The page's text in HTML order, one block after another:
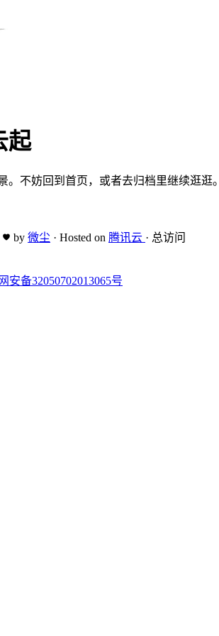
起
不妨回到首页，或者去归档里继续逛逛。
by 微尘 · Hosted on 腾讯云 · 总访问
安备32050702013065号